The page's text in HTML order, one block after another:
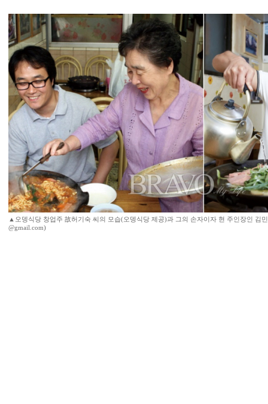
▲오뎅식당 창업주 故허기숙 씨의 모습(오뎅식당 제공)과 그의 손자이자 현 주인장인 김
@gmail.com)